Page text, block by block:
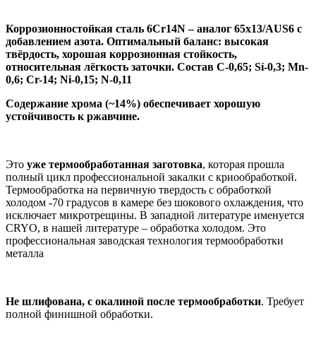
Коррозионностойкая сталь 6Cr14N – аналог 65х13/AUS6 с
добавлением азота. Оптимальный баланс: высокая
твёрдость, хорошая коррозионная стойкость,
относительная лёгкость заточки. Состав C-0,65; Sí-0,3; Mn-
0,6; Cr-14; Ni-0,15; N-0,11
Содержание хрома (~14%) обеспечивает хорошую
устойчивость к ржавчине.
Это уже термообработанная заготовка, которая прошла
полный цикл профессиональной закалки с криообработкой.
Термообработка на первичную твердость с обработкой
холодом -70 градусов в камере без шокового охлаждения, что
исключает микротрещины. В западной литературе именуется
CRYO, в нашей литературе – обработка холодом. Это
профессиональная заводская технология термообработки
металла
Не шлифована, с окалиной после термообработки. Требует
полной финишной обработки.